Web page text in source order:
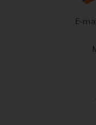
E-